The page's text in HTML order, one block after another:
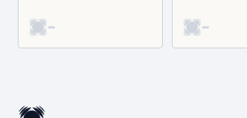
- -